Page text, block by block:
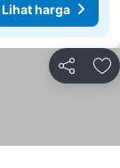
Lihat harga
Kongsi